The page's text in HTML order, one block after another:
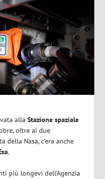
allaStazione spaziale
oltre ai due
della Nasa, c’era anche
.
più longevi dell’Agenzia